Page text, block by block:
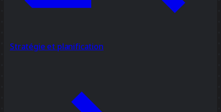
Stratégie et planification